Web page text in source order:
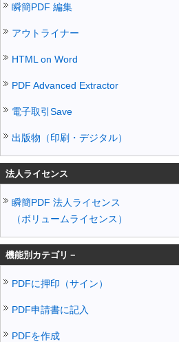
瞬簡PDF 編集
アウトライナー
HTML on Word
PDF Advanced Extractor
電子取引Save
出版物（印刷・デジタル）
法人ライセンス
瞬簡PDF 法人ライセンス
（ボリュームライセンス）
機能別カテゴリ－
PDFに押印（サイン）
PDF申請書に記入
PDFを作成